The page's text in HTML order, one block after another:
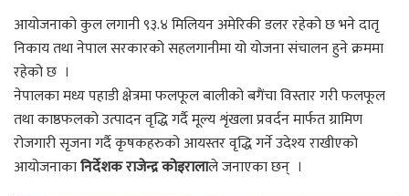
आयोजनाको कुल लगानी ९३.४ मिलियन अमेरिकी डलर रहेको छ भने दातृ
निकाय तथा नेपाल सरकारको सहलगानीमा यो योजना संचालन हुने क्रममा
रहेको छ ।
नेपालका मध्य पहाडी क्षेत्रमा फलफूल बालीको बगैंचा विस्तार गरी फलफूल
तथा काष्ठफलको उत्पादन वृद्धि गर्दै मूल्य शृंखला प्रवर्दन मार्फत ग्रामिण
रोजगारी सृजना गर्दै कृषकहरुको आयस्तर वृद्धि गर्ने उदेश्य राखीएको
आयोजनाकानिर्देशक राजेन्द्र कोइरालाले जनाएका छन् ।